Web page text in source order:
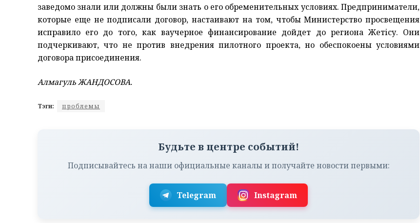
заведомо знали или должны были знать о его обременительных условиях. Предприниматели,
которые еще не подписали договор, настаивают на том, чтобы Министерство просвещения
исправило его до того, как ваучерное финансирование дойдет до региона Жетісу. Они
подчеркивают, что не против внедрения пилотного проекта, но обеспокоены условиями
договора присоединения.
Алмагуль ЖАНДОСОВА.
Тэги: проблемы
Будьте в центре событий!
Подписывайтесь на наши официальные каналы и получайте новости первыми:
Telegram Instagram